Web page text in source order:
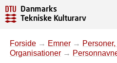
Danmarks
Tekniske Kulturarv
Forside → Emner →
Organisationer →